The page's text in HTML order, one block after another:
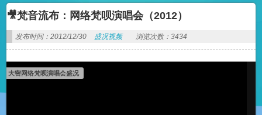
🎥梵音流布：网络梵呗演唱会（2012）
发布时间：2012/12/30 盛况视频 浏览次数：3434
大密网络梵呗演唱会盛况